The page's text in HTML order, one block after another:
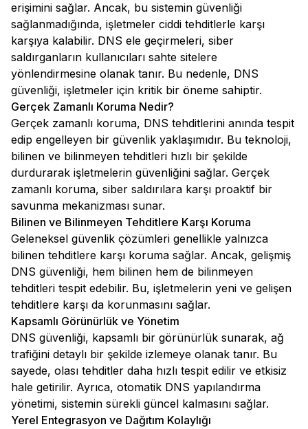
erişimini sağlar. Ancak, bu sistemin güvenliği
sağlanmadığında, işletmeler ciddi tehditlerle karşı
karşıya kalabilir. DNS ele geçirmeleri, siber
saldırganların kullanıcıları sahte sitelere
yönlendirmesine olanak tanır. Bu nedenle, DNS
güvenliği, işletmeler için kritik bir öneme sahiptir.
Gerçek Zamanlı Koruma Nedir?
Gerçek zamanlı koruma, DNS tehditlerini anında tespit
edip engelleyen bir güvenlik yaklaşımıdır. Bu teknoloji,
bilinen ve bilinmeyen tehditleri hızlı bir şekilde
durdurarak işletmelerin güvenliğini sağlar. Gerçek
zamanlı koruma, siber saldırılara karşı proaktif bir
savunma mekanizması sunar.
Bilinen ve Bilinmeyen Tehditlere Karşı Koruma
Geleneksel güvenlik çözümleri genellikle yalnızca
bilinen tehditlere karşı koruma sağlar. Ancak, gelişmiş
DNS güvenliği, hem bilinen hem de bilinmeyen
tehditleri tespit edebilir. Bu, işletmelerin yeni ve gelişen
tehditlere karşı da korunmasını sağlar.
Kapsamlı Görünürlük ve Yönetim
DNS güvenliği, kapsamlı bir görünürlük sunarak, ağ
trafiğini detaylı bir şekilde izlemeye olanak tanır. Bu
sayede, olası tehditler daha hızlı tespit edilir ve etkisiz
hale getirilir. Ayrıca, otomatik DNS yapılandırma
yönetimi, sistemin sürekli güncel kalmasını sağlar.
Yerel Entegrasyon ve Dağıtım Kolaylığı